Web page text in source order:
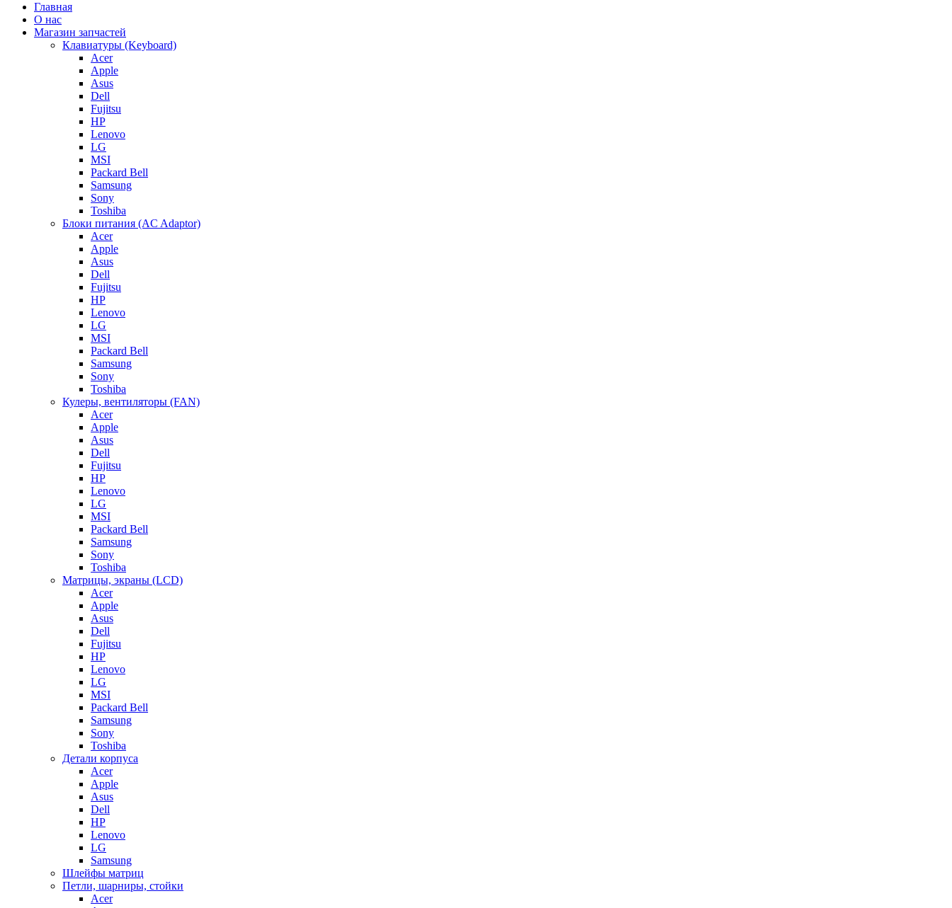
Главная
О нас
Магазин запчастей
Клавиатуры (Keyboard)
Acer
Apple
Asus
Dell
Fujitsu
HP
Lenovo
LG
MSI
Packard Bell
Samsung
Sony
Toshiba
Блоки питания (AC Adaptor)
Acer
Apple
Asus
Dell
Fujitsu
HP
Lenovo
LG
MSI
Packard Bell
Samsung
Sony
Toshiba
Кулеры, вентиляторы (FAN)
Acer
Apple
Asus
Dell
Fujitsu
HP
Lenovo
LG
MSI
Packard Bell
Samsung
Sony
Toshiba
Матрицы, экраны (LCD)
Acer
Apple
Asus
Dell
Fujitsu
HP
Lenovo
LG
MSI
Packard Bell
Samsung
Sony
Toshiba
Детали корпуса
Acer
Apple
Asus
Dell
HP
Lenovo
LG
Samsung
Шлейфы матриц
Петли, шарниры, стойки
Acer